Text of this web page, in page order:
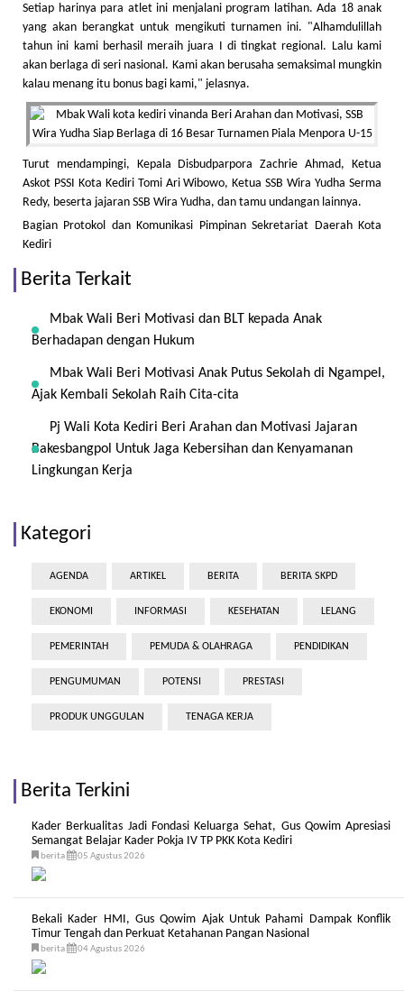
Setiap harinya para atlet ini menjalani program latihan. Ada 18 anak
yang akan berangkat untuk mengikuti turnamen ini. "Alhamdulillah
tahun ini kami berhasil meraih juara I di tingkat regional. Lalu kami
akan berlaga di seri nasional. Kami akan berusaha semaksimal mungkin
kalau menang itu bonus bagi kami," jelasnya.
Turut mendampingi, Kepala Disbudparpora Zachrie Ahmad, Ketua
Askot PSSI Kota Kediri Tomi Ari Wibowo, Ketua SSB Wira Yudha Serma
Redy, beserta jajaran SSB Wira Yudha, dan tamu undangan lainnya.
Bagian Protokol dan Komunikasi Pimpinan Sekretariat Daerah Kota
Kediri
Berita Terkait
Mbak Wali Beri Motivasi dan BLT kepada Anak
Berhadapan dengan Hukum
Mbak Wali Beri Motivasi Anak Putus Sekolah di Ngampel,
Ajak Kembali Sekolah Raih Cita-cita
Pj Wali Kota Kediri Beri Arahan dan Motivasi Jajaran
Bakesbangpol Untuk Jaga Kebersihan dan Kenyamanan
Lingkungan Kerja
Kategori
AGENDA ARTIKEL BERITA BERITA SKPD
EKONOMI INFORMASI KESEHATAN LELANG
PEMERINTAH PEMUDA & OLAHRAGA PENDIDIKAN
PENGUMUMAN POTENSI PRESTASI
PRODUK UNGGULAN TENAGA KERJA
Berita Terkini
Kader Berkualitas Jadi Fondasi Keluarga Sehat, Gus Qowim Apresiasi
Semangat Belajar Kader Pokja IV TP PKK Kota Kediri
berita 05 Agustus 2026
Bekali Kader HMI, Gus Qowim Ajak Untuk Pahami Dampak Konflik
Timur Tengah dan Perkuat Ketahanan Pangan Nasional
berita 04 Agustus 2026